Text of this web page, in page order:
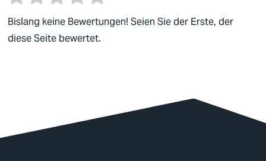
Bislang keine Bewertungen! Seien Sie der Erste, der
diese Seite bewertet.